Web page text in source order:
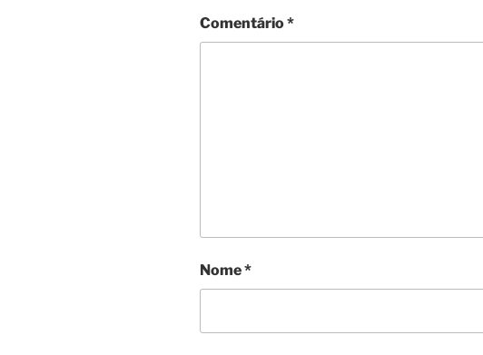
Comentário*
Nome*